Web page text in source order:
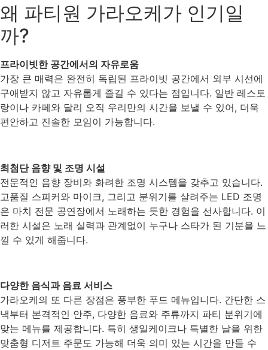
왜 파티원 가라오케가 인기일
까?
프라이빗한 공간에서의 자유로움
가장 큰 매력은 완전히 독립된 프라이빗 공간에서 외부 시선에
구애받지 않고 자유롭게 즐길 수 있다는 점입니다. 일반 레스토
랑이나 카페와 달리 오직 우리만의 시간을 보낼 수 있어, 더욱
편안하고 진솔한 모임이 가능합니다.
최첨단 음향 및 조명 시설
전문적인 음향 장비와 화려한 조명 시스템을 갖추고 있습니다.
고품질 스피커와 마이크, 그리고 분위기를 살려주는 LED 조명
은 마치 전문 공연장에서 노래하는 듯한 경험을 선사합니다. 이
러한 시설은 노래 실력과 관계없이 누구나 스타가 된 기분을 느
낄 수 있게 해줍니다.
다양한 음식과 음료 서비스
가라오케의 또 다른 장점은 풍부한 푸드 메뉴입니다. 간단한 스
낵부터 본격적인 안주, 다양한 음료와 주류까지 파티 분위기에
맞는 메뉴를 제공합니다. 특히 생일케이크나 특별한 날을 위한
맞춤형 디저트 주문도 가능해 더욱 의미 있는 시간을 만들 수